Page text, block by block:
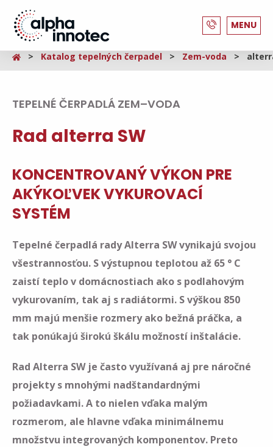
MENU
Katalog tepelných čerpadel Zem-voda
TEPELNÉ ČERPADLÁ ZEM–VODA
Rad alterra SW
KONCENTROVANÝ VÝKON PRE
AKÝKOĽVEK VYKUROVACÍ
SYSTÉM
Tepelné čerpadlá rady Alterra SW vynikajú svojou
všestrannosťou. S výstupnou teplotou až 65 ° C
zaistí teplo v domácnostiach ako s podlahovým
vykurovaním, tak aj s radiátormi. S výškou 850
mm majú menšie rozmery ako bežná práčka, a
tak ponúkajú širokú škálu možností inštalácie.
Rad Alterra SW je často využívaná aj pre náročné
projekty s mnohými nadštandardnými
požiadavkami. A to nielen vďaka malým
rozmerom, ale hlavne vďaka minimálnemu
množstvu integrovaných komponentov. Preto